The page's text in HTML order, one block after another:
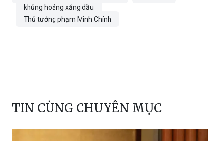
khủng hoảng xăng dầu
Thủ tướng phạm Minh Chính
TIN CÙNG CHUYÊN MỤC